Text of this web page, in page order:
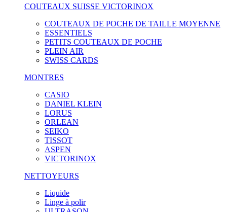
COUTEAUX SUISSE VICTORINOX
COUTEAUX DE POCHE DE TAILLE MOYENNE
ESSENTIELS
PETITS COUTEAUX DE POCHE
PLEIN AIR
SWISS CARDS
MONTRES
CASIO
DANIEL KLEIN
LORUS
ORLEAN
SEIKO
TISSOT
ASPEN
VICTORINOX
NETTOYEURS
Liquide
Linge à polir